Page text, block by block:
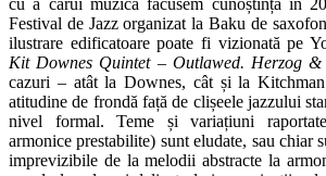
Festival de Jazz organizat la Baku de
ilustrare edificatoare poate fi vizionată pe
Kit Downes Quintet – Outlawed. Herzog &
cazuri – atât la Downes, cât și la
atitudine de frondă față de clișeele jazzului
nivel formal. Teme și variațiuni
armonice prestabilite) sunt eludate, sau chiar
imprevizibile de la melodii abstracte la